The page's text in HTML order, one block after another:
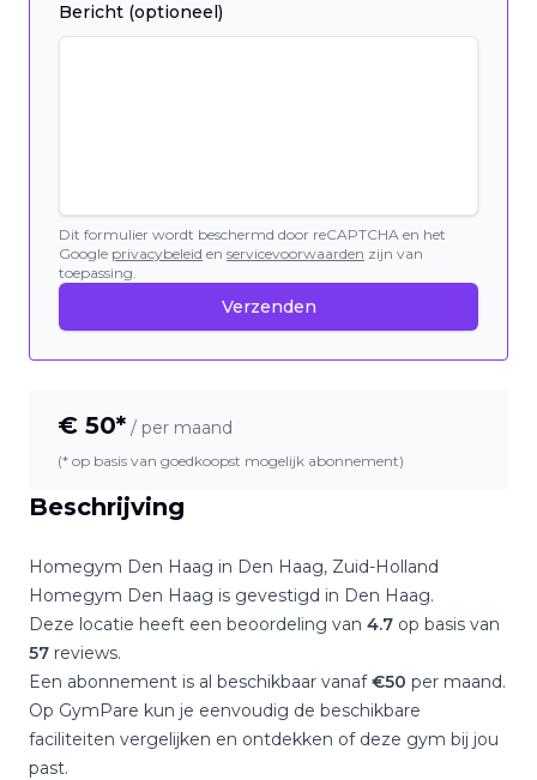
Beschrijving
Homegym Den Haag in Den Haag, Zuid-Holland
Homegym Den Haag is gevestigd in Den Haag.
Deze locatie heeft een beoordeling van 4.7 op basis van
57 reviews.
Een abonnement is al beschikbaar vanaf€50 per maand.
Op GymPare kun je eenvoudig de beschikbare
faciliteiten vergelijken en ontdekken of deze gym bij jou
past.
Bericht (optioneel)
Dit formulier wordt beschermd door reCAPTCHA en het
Google privacybeleid en servicevoorwaarden zijn van
toepassing.
Verzenden
€ 50* / per maand
(* op basis van goedkoopst mogelijk abonnement)